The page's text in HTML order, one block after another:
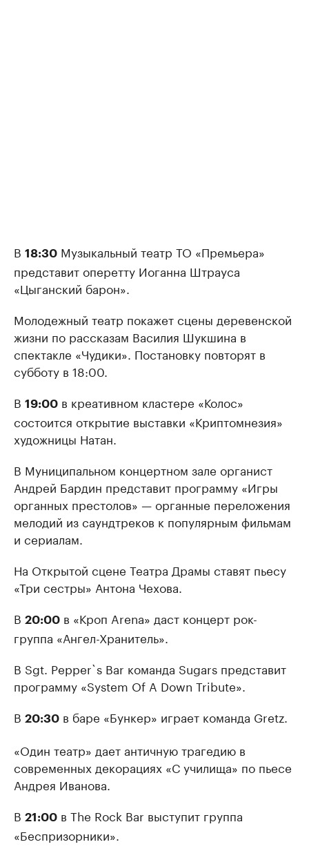
В 18:30 Музыкальный театр ТО «Премьера»
представит оперетту Иоганна Штрауса
«Цыганский барон».
Молодежный театр покажет сцены деревенской
жизни по рассказам Василия Шукшина в
спектакле «Чудики». Постановку повторят в
субботу в 18:00.
В 19:00 в креативном кластере «Колос»
состоится открытие выставки «Криптомнезия»
художницы Натан.
В Муниципальном концертном зале органист
Андрей Бардин представит программу «Игры
органных престолов» — органные переложения
мелодий из саундтреков к популярным фильмам
и сериалам.
На Открытой сцене Театра Драмы ставят пьесу
«Три сестры» Антона Чехова.
В 20:00 в «Кроп Arena» даст концерт рок-
группа «Ангел-Хранитель».
В Sgt. Pepper`s Bar команда Sugars представит
программу «System Of A Down Tribute».
В 20:30 в баре «Бункер» играет команда Gretz.
«Один театр» дает античную трагедию в
современных декорациях «С училища» по пьесе
Андрея Иванова.
В 21:00 в The Rock Bar выступит группа
«Беспризорники».